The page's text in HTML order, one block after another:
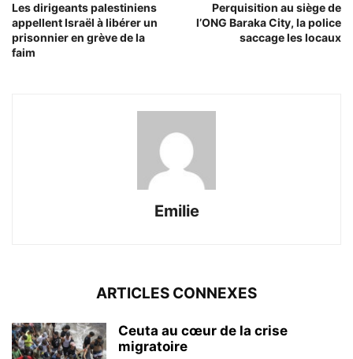
Les dirigeants palestiniens
appellent Israël à libérer un
prisonnier en grève de la
faim
Perquisition au siège de
l’ONG Baraka City, la police
saccage les locaux
Emilie
ARTICLES CONNEXES
Ceuta au cœur de la crise
migratoire